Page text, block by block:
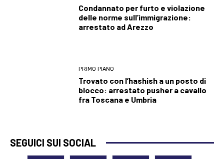
Condannato per furto e violazione
delle norme sull’immigrazione:
arrestato ad Arezzo
PRIMO PIANO
Trovato con l’hashish a un posto di
blocco: arrestato pusher a cavallo
fra Toscana e Umbria
SEGUICI SUI SOCIAL